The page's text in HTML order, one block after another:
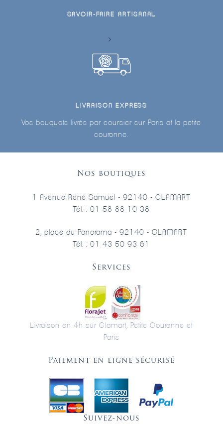
SAVOIR-FAIRE ARTISANAL
LIVRAISON EXPRESS
Vos bouquets livrés par coursier sur Paris et la petite
couronne.
Nos boutiques
1 Avenue René Samuel - 92140 - CLAMART
Tél. : 01 58 88 10 38
2, place du Panorama - 92140 - CLAMART
Tél. : 01 43 50 93 61
Services
Livraison en 4h sur Clamart, Petite Couronne et
Paris
Paiement en ligne sécurisé
Suivez-nous